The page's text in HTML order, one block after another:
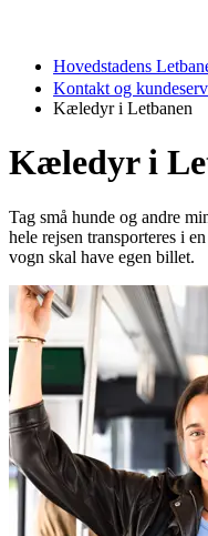
Hovedstadens
Kontakt og
Kæledyr i Letbanen
Kæledyr i
Tag små hunde og andre
hele rejsen transporteres i
vogn skal have egen billet.